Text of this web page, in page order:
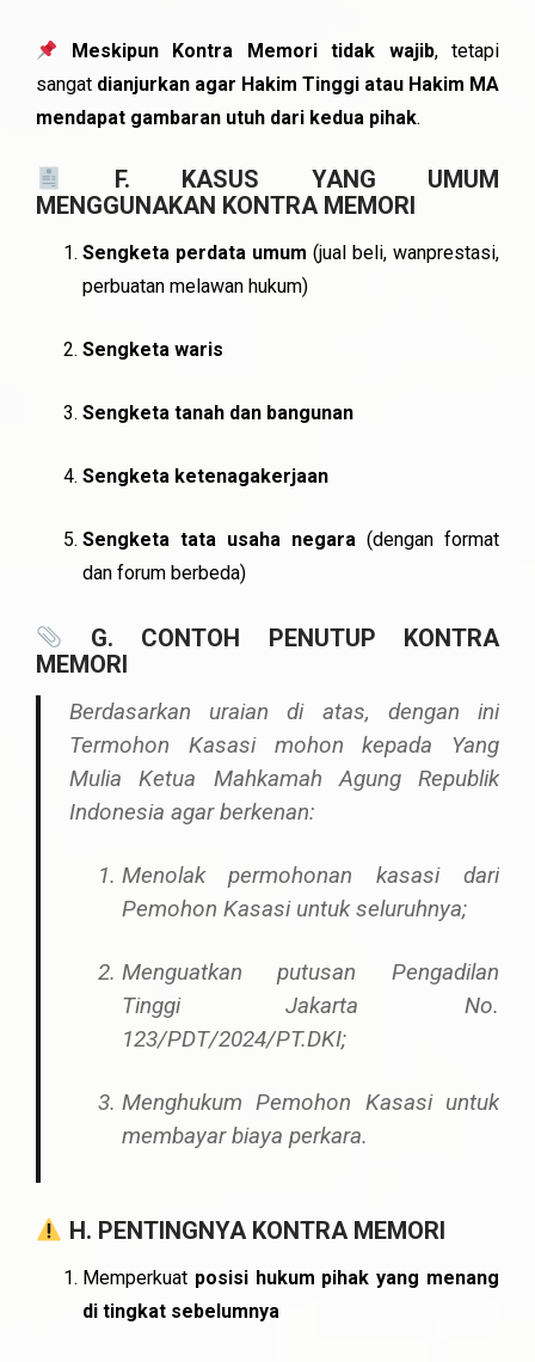
Meskipun Kontra Memori tidak wajib, tetapi
sangat dianjurkan agar Hakim Tinggi atau Hakim MA
mendapat gambaran utuh dari kedua pihak.
F. KASUS YANG UMUM
MENGGUNAKAN KONTRA MEMORI
Sengketa perdata umum (jual beli, wanprestasi,
perbuatan melawan hukum)
Sengketa waris
Sengketa tanah dan bangunan
Sengketa ketenagakerjaan
Sengketa tata usaha negara (dengan format
dan forum berbeda)
G. CONTOH PENUTUP KONTRA
MEMORI
Berdasarkan uraian di atas, dengan ini
Termohon Kasasi mohon kepada Yang
Mulia Ketua Mahkamah Agung Republik
Indonesia agar berkenan:
Menolak permohonan kasasi dari
Pemohon Kasasi untuk seluruhnya;
Menguatkan putusan Pengadilan
Tinggi Jakarta No.
123/PDT/2024/PT.DKI;
Menghukum Pemohon Kasasi untuk
membayar biaya perkara.
H. PENTINGNYA KONTRA MEMORI
Memperkuat posisi hukum pihak yang menang
di tingkat sebelumnya